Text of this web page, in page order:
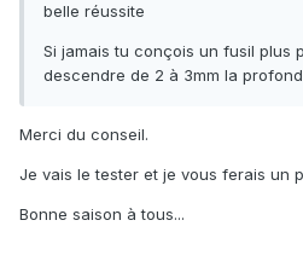
belle réussite
Si jamais tu conçois un fusil plus
descendre de 2 à 3mm la
Merci du conseil.
Je vais le tester et je vous ferais un
Bonne saison à tous...